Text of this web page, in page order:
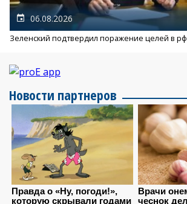
06.08.2026
Зеленский подтвердил поражение целей в рф
Новости партнеров